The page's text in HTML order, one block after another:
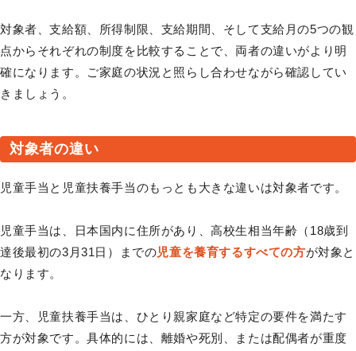
対象者、支給額、所得制限、支給期間、そして支給月の5つの観
点からそれぞれの制度を比較することで、両者の違いがより明
確になります。ご家庭の状況と照らし合わせながら確認してい
きましょう。
対象者の違い
児童手当と児童扶養手当のもっとも大きな違いは対象者です。
児童手当は、日本国内に住所があり、高校生相当年齢（18歳到
達後最初の3月31日）までの児童を養育するすべての方が対象と
なります。
一方、児童扶養手当は、ひとり親家庭など特定の要件を満たす
方が対象です。具体的には、離婚や死別、または配偶者が重度